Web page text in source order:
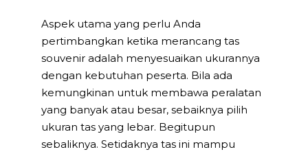
Aspek utama yang perlu Anda
pertimbangkan ketika merancang tas
souvenir adalah menyesuaikan ukurannya
dengan kebutuhan peserta. Bila ada
kemungkinan untuk membawa peralatan
yang banyak atau besar, sebaiknya pilih
ukuran tas yang lebar. Begitupun
sebaliknya. Setidaknya tas ini mampu